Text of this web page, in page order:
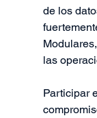
de los
las
Participar